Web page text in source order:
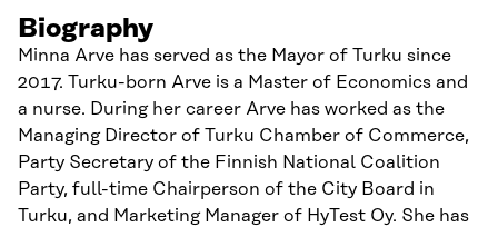
Biography
Minna Arve has served as the Mayor of Turku since
2017. Turku-born Arve is a Master of Economics and
a nurse. During her career Arve has worked as the
Managing Director of Turku Chamber of Commerce,
Party Secretary of the Finnish National Coalition
Party, full-time Chairperson of the City Board in
Turku, and Marketing Manager of HyTest Oy. She has